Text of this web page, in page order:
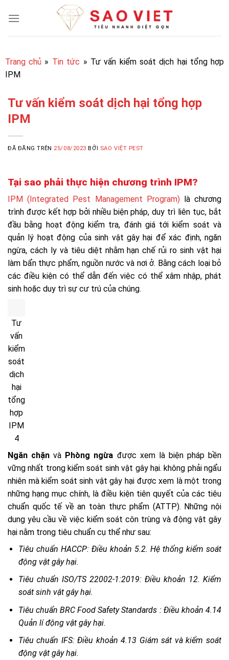
đến
Trang chủ » Tin tức » Tư vấn kiểm soát dịch hại tổng hợp
IPM
Tư vấn kiểm soát dịch hại tổng hợp
IPM
ĐÃ ĐĂNG TRÊN 25/08/2023 BỞI SAO VIỆT PEST
Tại sao phải thực hiện chương trình IPM?
IPM (Integrated Pest Management Program)là chương
trình được kết hợp bởi nhiều biện pháp, duy trì liên tục, bắt
đầu bằng hoạt động kiểm tra, đánh giá tới kiểm soát và
quản lý hoạt động của sinh vật gây hại để xác định, ngăn
ngừa, cách ly và tiêu diệt nhằm hạn chế rủi ro sinh vật hại
làm bẩn thực phẩm, nguồn nước và nơi ở. Bằng cách loại bỏ
các điều kiện có thể dẫn đến việc có thể xâm nhập, phát
sinh hoặc duy trì sự cư trú của chúng.
Tư
vấn
kiểm
soát
dịch
hại
tổng
hợp
IPM
4
Ngăn chặn và Phòng ngừa được xem là biện pháp bền
vững nhất trong kiểm soát sinh vật gây hại. không phải ngẩu
nhiên mà kiểm soát sinh vật gây hại được xem là một trong
những hạng mục chính, là điều kiện tiên quyết của các tiêu
chuẩn quốc tế về an toàn thực phẩm (ATTP). Những nội
dung yêu cầu về việc kiểm soát côn trùng và động vật gây
hại nằm trong tiêu chuẩn cụ thể như sau:
Tiêu chuẩn HACCP: Điều khoản 5.2. Hệ thống kiểm soát
động vật gây hại.
Tiêu chuẩn ISO/TS 22002-1:2019: Điều khoản 12. Kiểm
soát sinh vật gây hại.
Tiêu chuẩn BRC Food Safety Standards : Điều khoản 4.14
Quản lí động vật gây hại.
Tiêu chuẩn IFS: Điều khoản 4.13 Giám sát và kiểm soát
động vật gây hại.